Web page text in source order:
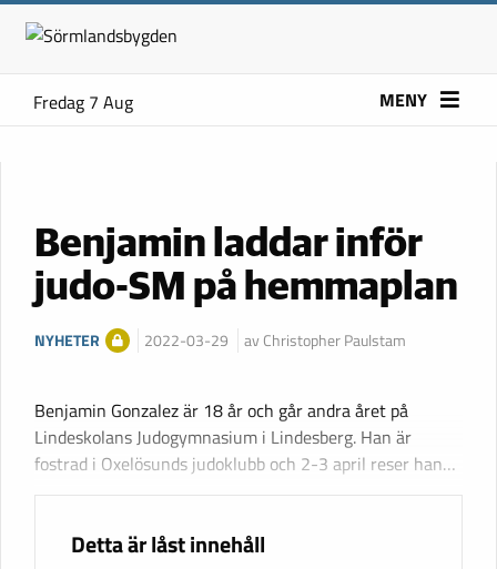
Fredag 7 Aug MENY
Benjamin laddar inför
judo-SM på hemmaplan
NYHETER 2022-03-29 av Christopher Paulstam
Benjamin Gonzalez är 18 år och går andra året på
Lindeskolans Judogymnasium i Lindesberg. Han är
fostrad i Oxelösunds judoklubb och 2-3 april reser han…
Detta är låst innehåll